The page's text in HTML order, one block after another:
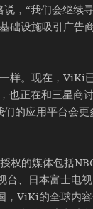
，“我们会继续
础设施吸引广告
样。现在，ViKi
也正在和三星商
们的应用平台会
权的媒体包括
台、日本富士电
，ViKi的全球内